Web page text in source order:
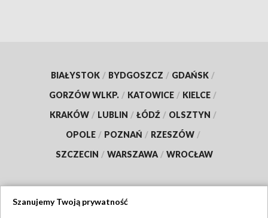
BIAŁYSTOK / BYDGOSZCZ / GDAŃSK /
GORZÓW WLKP. / KATOWICE / KIELCE /
KRAKÓW / LUBLIN / ŁÓDŹ / OLSZTYN /
OPOLE / POZNAŃ / RZESZÓW /
SZCZECIN / WARSZAWA / WROCŁAW
Szanujemy Twoją prywatność